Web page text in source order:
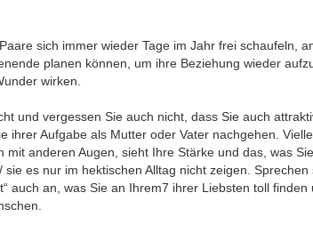
sich immer wieder Tage im Jahr frei schaufeln,
planen können, um ihre Beziehung wieder
wirken.
und vergessen Sie auch nicht, dass Sie auch
ihrer Aufgabe als Mutter oder Vater nachgehen.
mit anderen Augen, sieht Ihre Stärke und das, was
es nur im hektischen Alltag nicht zeigen. Sprechen
auch an, was Sie an Ihrem7 ihrer Liebsten toll finden